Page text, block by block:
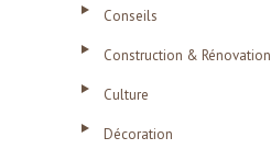
Conseils
Construction & Rénovation
Culture
Décoration